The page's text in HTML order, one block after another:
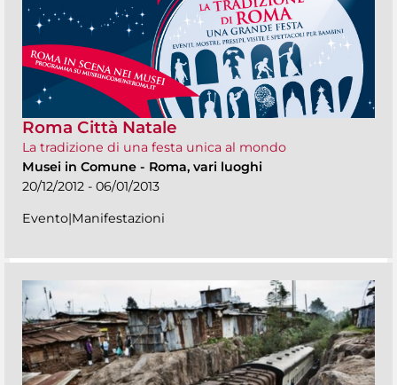
Roma Città Natale
La tradizione di una festa unica al mondo
Musei in Comune - Roma, vari luoghi
20/12/2012 - 06/01/2013
Evento|Manifestazioni